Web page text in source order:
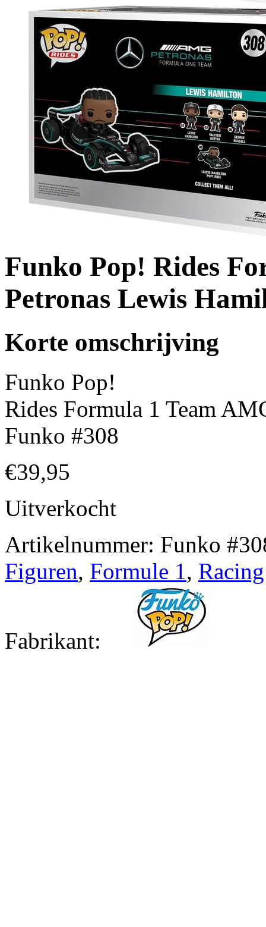
Funko Pop! Rides
Petronas Lewis
Korte omschrijving
Funko Pop!
Rides Formula 1 Team
Funko #308
€39,95
Uitverkocht
Artikelnummer: Funko
Figuren, Formule 1, Racing
Fabrikant: